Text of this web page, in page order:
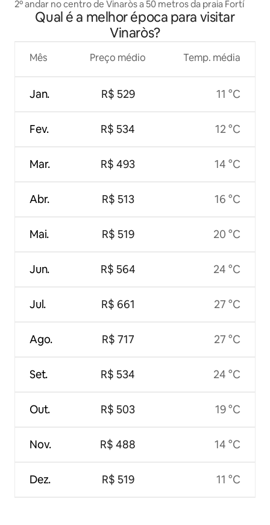
2º andar no centro de Vinaròs a 50 metros da praia Fortí
Qual é a melhor época para visitar
Vinaròs?
Mês
Jan.
Fev.
Mar.
Abr.
Mai.
Jun.
Jul.
Ago.
Set.
Out.
Nov.
Dez.
Preço médio
R$ 529
R$ 534
R$ 493
R$ 513
R$ 519
R$ 564
R$ 661
R$ 717
R$ 534
R$ 503
R$ 488
R$ 519
Temp. média
11 °C
12 °C
14 °C
16 °C
20 °C
24 °C
27 °C
27 °C
24 °C
19 °C
14 °C
11 °C